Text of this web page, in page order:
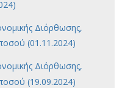
Διόρθωσης,
(01.11.2024)
Διόρθωσης,
(19.09.2024)